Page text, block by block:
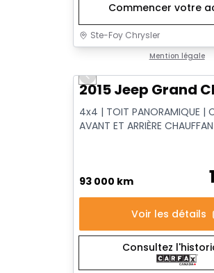
Commencer votre
Ste-Foy Chrysler
Mention légale
Très bonne offre
Previous slide
2015 Jeep Grand
4x4 | TOIT PANORAMIQUE |
AVANT ET ARRIÈRE
93 000 km
Voir les détails
Consultez